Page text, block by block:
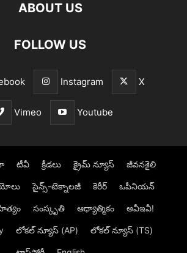
ABOUT US
FOLLOW US
Instagram X
Vimeo Youtube
టీవీ క్రీడలు క్రైమ్ న్యూస్‌ జీవనశైలి
సైన్స్‌-టెక్నాలజీ కెరీర్‌ ఒపీనియన్‌
సంస్కృతి ఆధ్యాత్మికం అవీఇవీ!
లోక‌ల్ న్యూస్‌ (AP) లోక‌ల్ న్యూస్‌ (TS)